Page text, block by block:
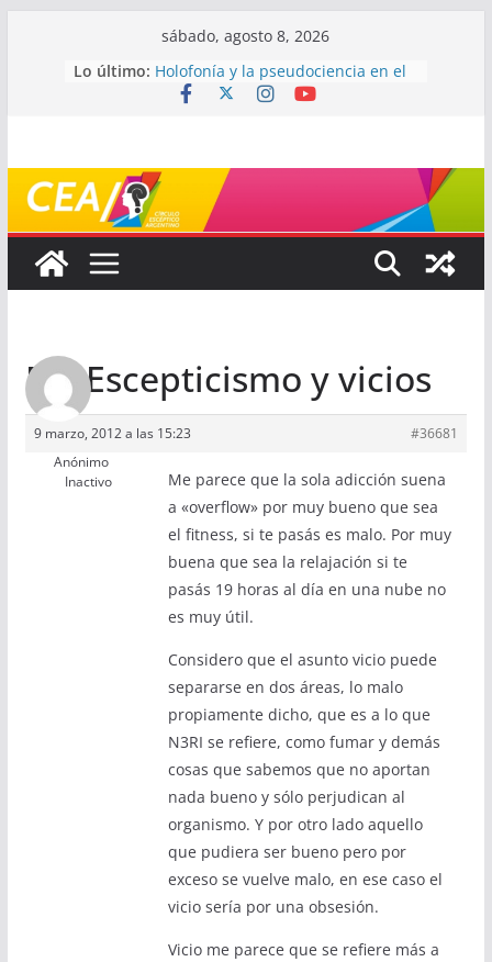
sábado, agosto 8, 2026
Lo último: Holofonía y la pseudociencia en el
audio
Mayéutica (o cómo debatir sin
terminar a los golpes)
Somos menos capaces de lo que
Re: Escepticismo y vicios
9 marzo, 2012 a las 15:23
#36681
Anónimo
Inactivo
Me parece que la sola adicción suena
a «overflow» por muy bueno que sea
el fitness, si te pasás es malo. Por muy
buena que sea la relajación si te
pasás 19 horas al día en una nube no
es muy útil.
Considero que el asunto vicio puede
separarse en dos áreas, lo malo
propiamente dicho, que es a lo que
N3RI se refiere, como fumar y demás
cosas que sabemos que no aportan
nada bueno y sólo perjudican al
organismo. Y por otro lado aquello
que pudiera ser bueno pero por
exceso se vuelve malo, en ese caso el
vicio sería por una obsesión.
Vicio me parece que se refiere más a